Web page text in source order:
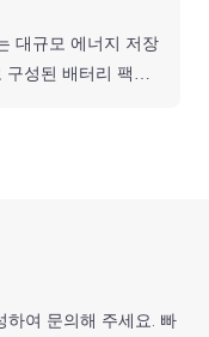
대규모 에너지 저장
구성된 배터리 팩의
하여 문의해 주세요. 빠